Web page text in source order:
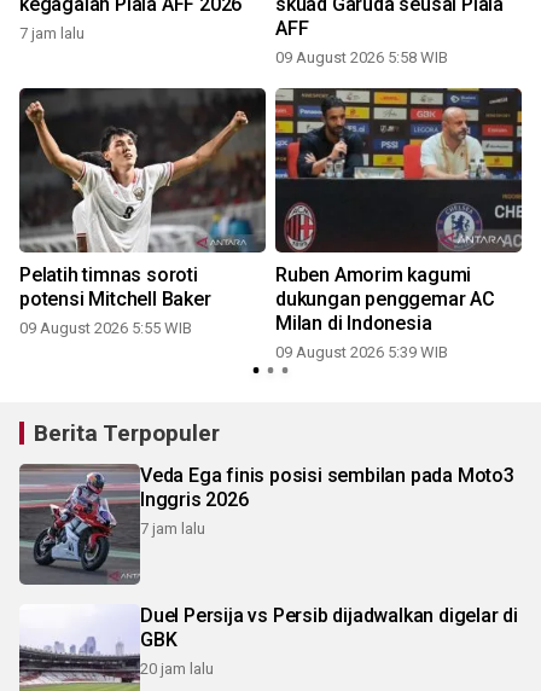
7 jam lalu
AFF
09 August 2026 5:58 WIB
Pelatih timnas soroti
potensi Mitchell Baker
09 August 2026 5:55 WIB
Ruben Amorim kagumi
dukungan penggemar AC
Milan di Indonesia
09 August 2026 5:39 WIB
Berita Terpopuler
Veda Ega finis posisi sembilan pada Moto3
Inggris 2026
7 jam lalu
Duel Persija vs Persib dijadwalkan digelar di
GBK
20 jam lalu